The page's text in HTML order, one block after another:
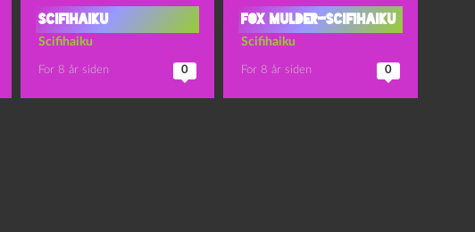
Scifihaiku
Scifihaiku
For 8 år siden 0
Fox Mulder-Scifihaiku
Scifihaiku
For 8 år siden 0